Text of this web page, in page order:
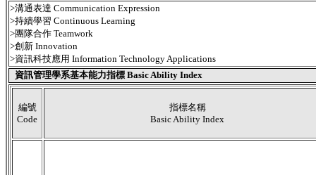
>溝通表達 Communication Expression
>持續學習 Continuous Learning
>團隊合作 Teamwork
>創新 Innovation
>資訊科技應用 Information Technology Applications
資訊管理學系基本能力指標 Basic Ability Index
編號
Code
指標名稱
Basic Ability Index